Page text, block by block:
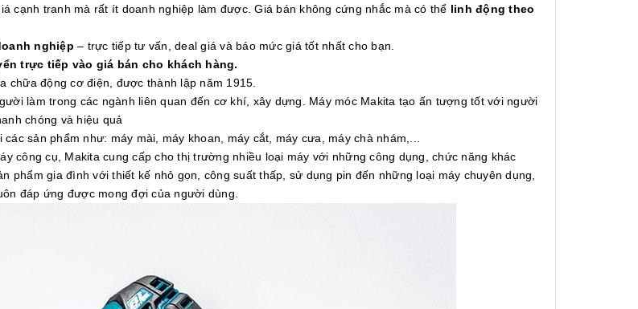
cạnh tranh mà rất ít doanh nghiệp làm được. Giá bán không cứng nhắc mà có thể linh động theo
nghiệp – trực tiếp tư vấn, deal giá và báo mức giá tốt nhất cho bạn.
trực tiếp vào giá bán cho khách hàng.
chữa động cơ điện, được thành lập năm 1915.
làm trong các ngành liên quan đến cơ khí, xây dựng. Máy móc Makita tạo ấn tượng tốt với người
chóng và hiệu quả
sản phẩm như: máy mài, máy khoan, máy cắt, máy cưa, máy chà nhám,...
công cụ, Makita cung cấp cho thị trường nhiều loại máy với những công dụng, chức năng khác
phẩm gia đình với thiết kế nhỏ gọn, công suất thấp, sử dụng pin đến những loại máy chuyên dụng,
đáp ứng được mong đợi của người dùng.